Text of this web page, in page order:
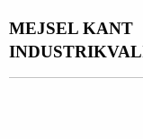
MEJSEL KANT